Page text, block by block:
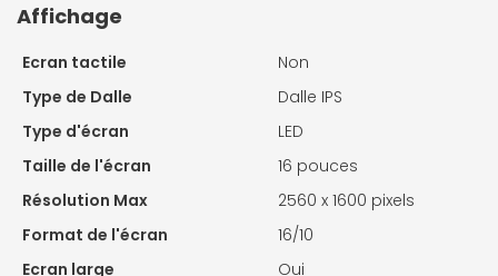
Affichage
Ecran tactile
Non
Type de Dalle
Dalle IPS
Type d'écran
LED
Taille de l'écran
16 pouces
Résolution Max
2560 x 1600 pixels
Format de l'écran
16/10
Ecran large
Oui